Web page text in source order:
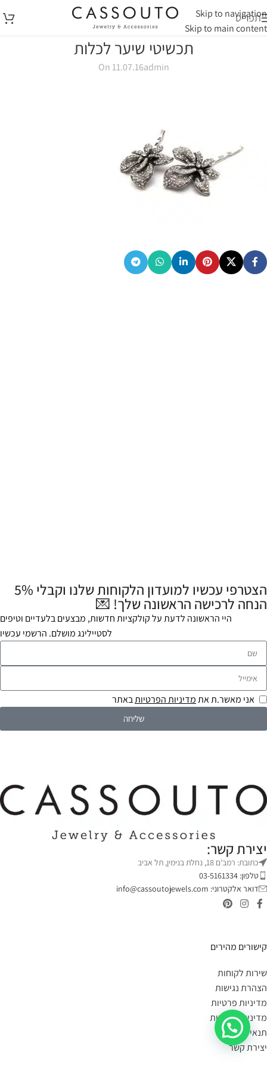
Skip to navigation
Skip to main content
תפריט
תכשיטי שיער לכלות
admin
On 11.07.16
הצטרפי עכשיו למועדון הלקוחות שלנו וקבלי 5%
הנחה לרכישה הראשונה שלך! 💌
היי הראשונה לדעת על קולקציות חדשות, מבצעים בלעדיים וטיפים
לסטיילינג מושלם. הרשמי עכשיו
אני מאשר.ת אתמדיניות הפרטיותבאתר
שליחה
יצירת קשר:
כתובת: רמב'ם 18, נחלת בנימין, תל אביב
טלפון: 03-5161334
דואר אלקטרוני: info@cassoutojewels.com
קישורים מהירים
שירות לקוחות
הצהרת נגישות
מדיניות פרטיות
מדיניות החזרות
תנאי שימוש
יצירת קשר